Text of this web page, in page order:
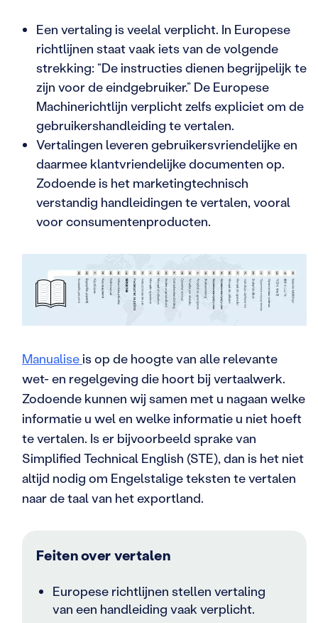
Een vertaling is veelal verplicht. In Europese
richtlijnen staat vaak iets van de volgende
strekking: “De instructies dienen begrijpelijk te
zijn voor de eindgebruiker.” De Europese
Machinerichtlijn verplicht zelfs expliciet om de
gebruikershandleiding te vertalen.
Vertalingen leveren gebruikersvriendelijke en
daarmee klantvriendelijke documenten op.
Zodoende is het marketingtechnisch
verstandig handleidingen te vertalen, vooral
voor consumentenproducten.
Manualiseis op de hoogte van alle relevante
wet- en regelgeving die hoort bij vertaalwerk.
Zodoende kunnen wij samen met u nagaan welke
informatie u wel en welke informatie u niet hoeft
te vertalen. Is er bijvoorbeeld sprake van
Simplified Technical English (STE), dan is het niet
altijd nodig om Engelstalige teksten te vertalen
naar de taal van het exportland.
Feiten over vertalen
Europese richtlijnen stellen vertaling
van een handleiding vaak verplicht.